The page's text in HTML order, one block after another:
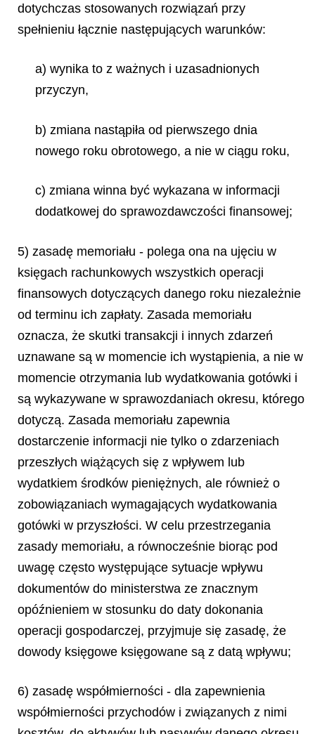
dotychczas stosowanych rozwiązań przy
spełnieniu łącznie następujących warunków:
a) wynika to z ważnych i uzasadnionych
przyczyn,
b) zmiana nastąpiła od pierwszego dnia
nowego roku obrotowego, a nie w ciągu roku,
c) zmiana winna być wykazana w informacji
dodatkowej do sprawozdawczości finansowej;
5) zasadę memoriału - polega ona na ujęciu w
księgach rachunkowych wszystkich operacji
finansowych dotyczących danego roku niezależnie
od terminu ich zapłaty. Zasada memoriału
oznacza, że skutki transakcji i innych zdarzeń
uznawane są w momencie ich wystąpienia, a nie w
momencie otrzymania lub wydatkowania gotówki i
są wykazywane w sprawozdaniach okresu, którego
dotyczą. Zasada memoriału zapewnia
dostarczenie informacji nie tylko o zdarzeniach
przeszłych wiążących się z wpływem lub
wydatkiem środków pieniężnych, ale również o
zobowiązaniach wymagających wydatkowania
gotówki w przyszłości. W celu przestrzegania
zasady memoriału, a równocześnie biorąc pod
uwagę często występujące sytuacje wpływu
dokumentów do ministerstwa ze znacznym
opóźnieniem w stosunku do daty dokonania
operacji gospodarczej, przyjmuje się zasadę, że
dowody księgowe księgowane są z datą wpływu;
6) zasadę współmierności - dla zapewnienia
współmierności przychodów i związanych z nimi